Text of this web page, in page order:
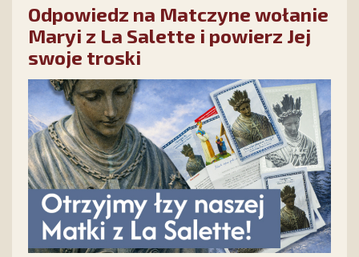
miesięcy 2026 roku.
Odpowiedz na Matczyne wołanie
Maryi z La Salette i powierz Jej
swoje troski